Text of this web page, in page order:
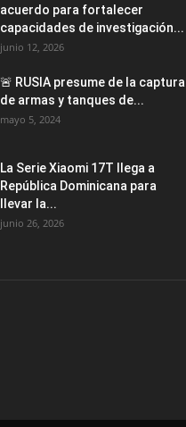
acuerdo para fortalecer
capacidades de investigación...
junio 12, 2026
🚨 RUSIA presume de la captura
de armas y tanques de...
mayo 5, 2024
La Serie Xiaomi 17T llega a
República Dominicana para
llevar la...
junio 26, 2026